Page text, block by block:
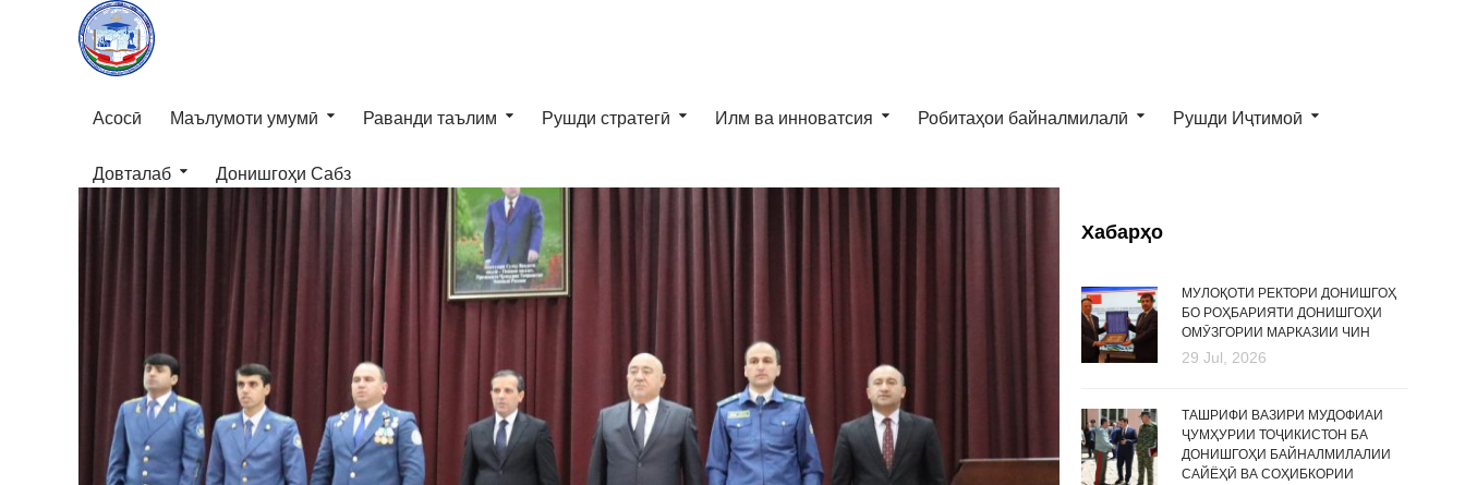
Асосӣ Маълумоти умумӣ Раванди таълим Рушди стратегӣ Илм ва инноватсия Робитаҳои байналмилалӣ Рушди Иҷтимоӣ
Довталаб Донишгоҳи Сабз
Хабарҳо
МУЛОҚОТИ РЕКТОРИ ДОНИШГОҲ
БО РОҲБАРИЯТИ ДОНИШГОҲИ
ОМӮЗГОРИИ МАРКАЗИИ ЧИН
29 Jul, 2026
ТАШРИФИ ВАЗИРИ МУДОФИАИ
ҶУМҲУРИИ ТОҶИКИСТОН БА
ДОНИШГОҲИ БАЙНАЛМИЛАЛИИ
САЙЁҲӢ ВА СОҲИБКОРИИ